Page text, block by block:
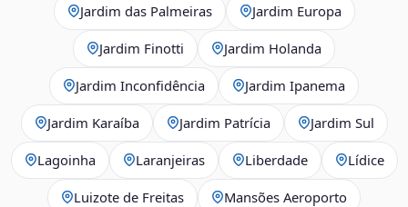
Jardim das Palmeiras Jardim Europa
Jardim Finotti Jardim Holanda
Jardim Inconfidência Jardim Ipanema
Jardim Karaíba Jardim Patrícia Jardim Sul
Lagoinha Laranjeiras Liberdade Lídice
Luizote de Freitas Mansões Aeroporto